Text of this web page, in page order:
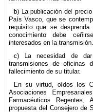
b) La publicación del
País Vasco, que se
requisito que se
conocimiento debe
interesados en la transmisión.
c) La necesidad de
transmisiones de oficinas
fallecimiento de su titular.
En su virtud, oídos los
Asociaciones
Farmacéuticos
propuesta del Consejero de